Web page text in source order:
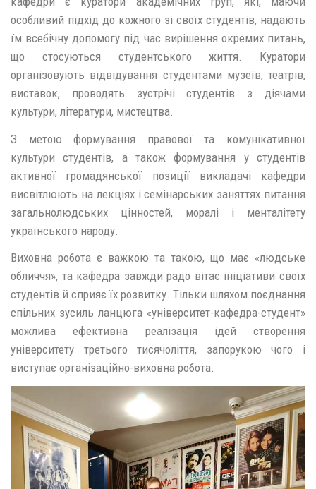
особливий підхід до кожного зі своїх студентів, надають
їм всебічну допомогу під час вирішення окремих питань,
що стосуються студентського життя. Куратори
організовують відвідування студентами музеїв, театрів,
виставок, проводять зустрічі студентів з діячами
культури, літератури, мистецтва.
З метою формування правової та комунікативної
культури студентів, а також формування у студентів
активної громадянської позиції викладачі кафедри
висвітлюють на лекціях і семінарських заняттях питання
загальнолюдських цінностей, моралі і менталітету
українського народу.
Виховна робота є важкою та такою, що має «людське
обличчя», та кафедра завжди радо вітає ініціативи своїх
студентів й сприяє їх розвитку. Тільки шляхом поєднання
спільних зусиль ланцюга «університет-кафедра-студент»
можлива ефективна реалізація ідей створення
університету третього тисячоліття, запорукою чого і
виступає організаційно-виховна робота.